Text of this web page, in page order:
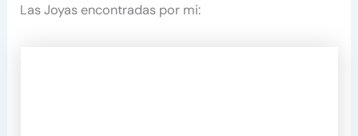
Las Joyas encontradas por mi: